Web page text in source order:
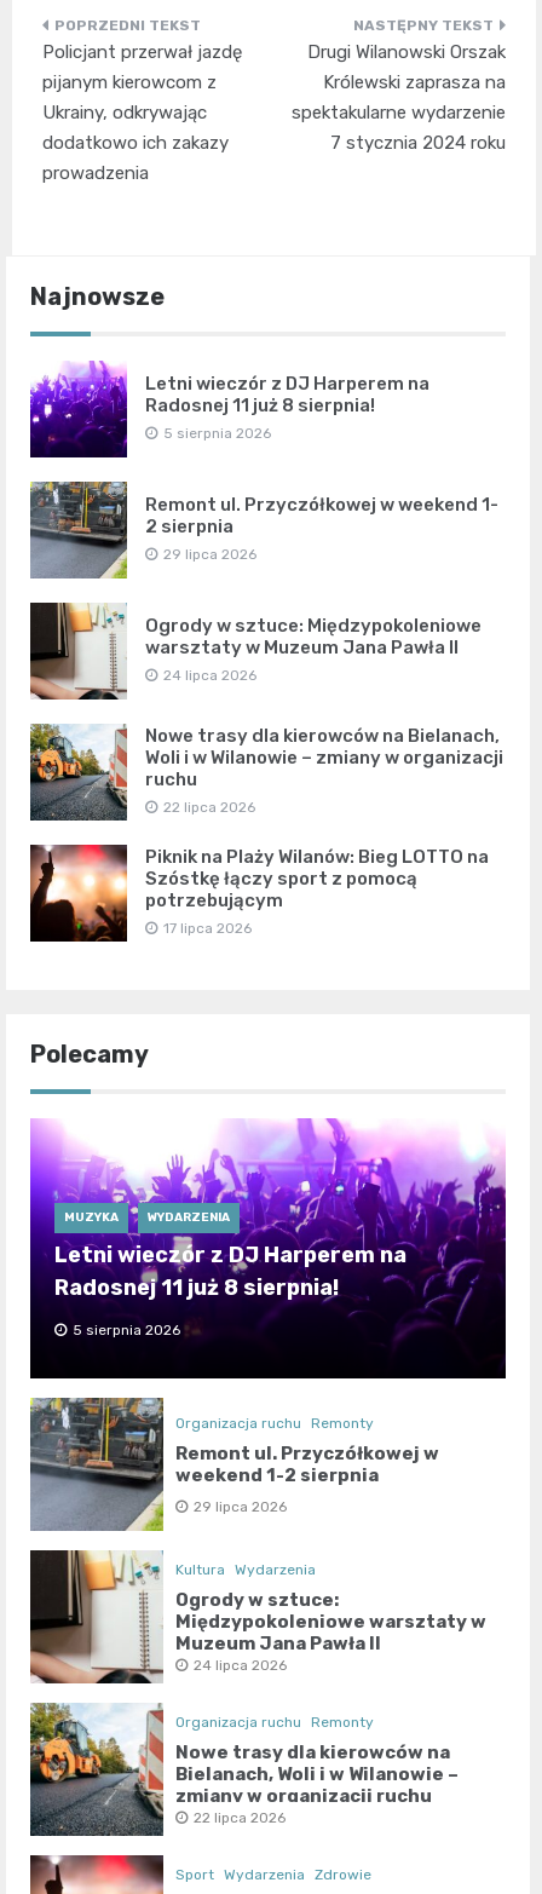
Nawigacja
wpisu
Policjant przerwał jazdę
pijanym kierowcom z
Ukrainy, odkrywając
dodatkowo ich zakazy
prowadzenia
Drugi Wilanowski Orszak
Królewski zaprasza na
spektakularne wydarzenie
7 stycznia 2024 roku
Najnowsze
Letni wieczór z DJ Harperem na
Radosnej 11 już 8 sierpnia!
5 sierpnia 2026
Remont ul. Przyczółkowej w weekend 1-
2 sierpnia
29 lipca 2026
Ogrody w sztuce: Międzypokoleniowe
warsztaty w Muzeum Jana Pawła II
24 lipca 2026
Nowe trasy dla kierowców na Bielanach,
Woli i w Wilanowie – zmiany w organizacji
ruchu
22 lipca 2026
Piknik na Plaży Wilanów: Bieg LOTTO na
Szóstkę łączy sport z pomocą
potrzebującym
17 lipca 2026
Polecamy
MUZYKA WYDARZENIA
Letni wieczór z DJ Harperem na
Radosnej 11 już 8 sierpnia!
5 sierpnia 2026
Organizacja ruchu Remonty
Remont ul. Przyczółkowej w
weekend 1-2 sierpnia
29 lipca 2026
Kultura Wydarzenia
Ogrody w sztuce:
Międzypokoleniowe warsztaty w
Muzeum Jana Pawła II
24 lipca 2026
Organizacja ruchu Remonty
Nowe trasy dla kierowców na
Bielanach, Woli i w Wilanowie –
zmiany w organizacji ruchu
22 lipca 2026
Sport Wydarzenia Zdrowie